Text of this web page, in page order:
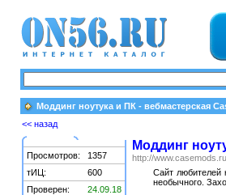
Моддинг ноутука и ПК - вебмастерская
<< назад
Просмотров:
1357
тИЦ:
600
Проверен:
24.09.18
Моддинг
http://www.casemods.ru
Сайт любителей
необычного.